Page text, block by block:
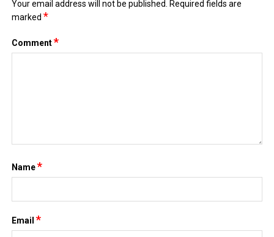
Your email address will not be published. Required fields are
marked*
Comment*
Name*
Email*